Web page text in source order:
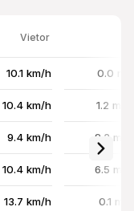
Vietor
10.1 km/h 0.0
10.4 km/h 1.2
9.4 km/h 8.3
10.4 km/h 6.5
13.7 km/h 0.1